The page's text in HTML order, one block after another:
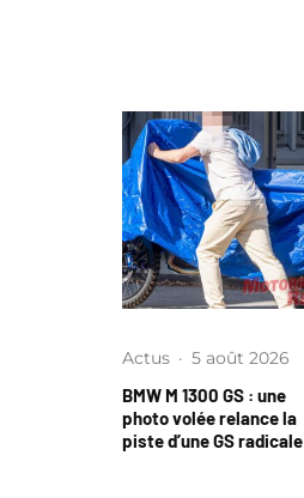
Actus · 5 août 2026
BMW M 1300 GS : une
photo volée relance la
piste d’une GS radicale